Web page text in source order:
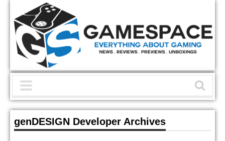
genDESIGN Developer Archives